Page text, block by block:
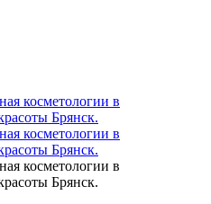
косметологии в
Брянск.
косметологии в
Брянск.
косметологии в
Брянск.